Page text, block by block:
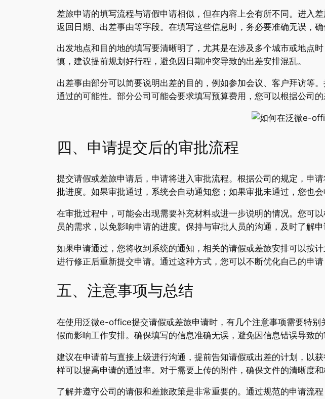
差旅申请的填写流程与请假申请相似，但在内容上会有所不同。进入
返回日期、出差事由等字段。在填写这些信息时，务必要准确无误，确
出发地点和目的地的填写要清晰明了，尤其是在涉及多个城市或地点
慎，建议提前规划好行程，避免因日期冲突导致的出差安排混乱。
出差事由部分可以简要说明出差的目的，例如参加会议、客户拜访等
通过的可能性。部分公司可能会要求填写预算费用，您可以根据公司
四、申请提交后的审批流程
提交请假或差旅申请后，申请将进入审批流程。根据公司的规定，申
批进度。如果审批通过，系统会自动通知您；如果审批未通过，您也会
在审批过程中，可能会出现需要补充材料或进一步说明的情况。您可
员的需求，以免影响申请的进度。保持与审批人员的沟通，及时了解
如果申请通过，您将收到系统的通知，相关的请假或差旅安排可以按
进行修正后重新提交申请。通过这种方式，您可以不断优化自己的申请
五、注意事项与总结
在使用泛微e-office提交请假或差旅申请时，有几个注意事项需要特
假而影响工作安排。确保填写的信息准确无误，避免因信息错误导致的
建议在申请前与直接上级进行沟通，提前告知请假或出差的计划，以
样可以提高申请的通过率。对于需要上传的附件，确保文件的清晰度
了解并遵守公司的请假和差旅政策是非常重要的。通过规范的申请流